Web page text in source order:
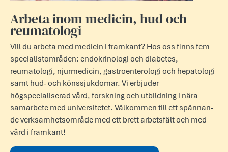
Arbeta inom medicin, hud och
reumatologi
Vill du arbeta med medicin i framkant? Hos oss finns fem
specialistområden: endokrinologi och diabetes,
reumatologi, njurmedicin, gastroenterologi och hepatologi
samt hud- och könssjukdomar. Vi erbjuder
högspecialiserad vård, forskning och utbildning i nära
samarbete med universitetet. Välk­ommen till ett spänn­an­
de verks­amhets­område med ett brett arb­etsfält och med
vård i framk­ant!